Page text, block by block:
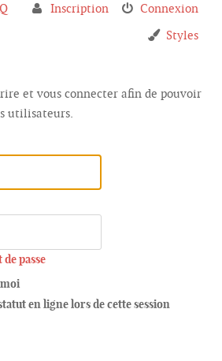
Connexion
Inscription
Styles
et vous connecter afin de pouvoir
utilisateurs.
passe
en ligne lors de cette session